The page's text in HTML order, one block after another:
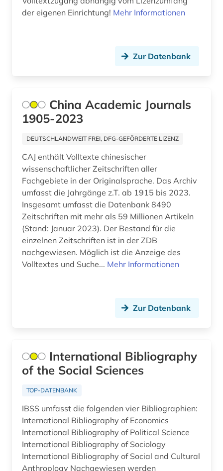
john henry (1)
karibik (5)
kommunikation (1)
kommunikationswissenschaft (1)
kongress (1)
kongressbericht (1)
krankenpflege (1)
kriminalistik (1)
kroatien (1)
kunst (5)
landwirtschaft (1)
lateinamerika (8)
lehrbuch (1)
der eigenen Einrichtung! Mehr Informationen
Zur Datenbank
China Academic Journals
1905-2023
DEUTSCHLANDWEIT FREI, DFG-GEFÖRDERTE LIZENZ
CAJ enthält Volltexte chinesischer
wissenschaftlicher Zeitschriften aller
Fachgebiete in der Originalsprache. Das Archiv
umfasst die Jahrgänge z.T. ab 1915 bis 2023.
Insgesamt umfasst die Datenbank 8490
Zeitschriften mit mehr als 59 Millionen Artikeln
(Stand: Januar 2023). Der Bestand für die
einzelnen Zeitschriften ist in der ZDB
nachgewiesen. Möglich ist die Anzeige des
Volltextes und Suche... Mehr Informationen
Zur Datenbank
International Bibliography
of the Social Sciences
TOP-DATENBANK
IBSS umfasst die folgenden vier Bibliographien:
International Bibliography of Economics
International Bibliography of Political Science
International Bibliography of Sociology
International Bibliography of Social and Cultural
Anthroplogy Nachgewiesen werden